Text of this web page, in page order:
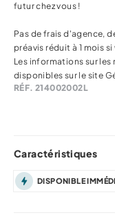
futur chez vous !
Pas de frais d'agence,
préavis réduit à 1 mois
Les informations sur les
disponibles sur le site
RÉF. 214002002L
Caractéristiques
DISPONIBLE